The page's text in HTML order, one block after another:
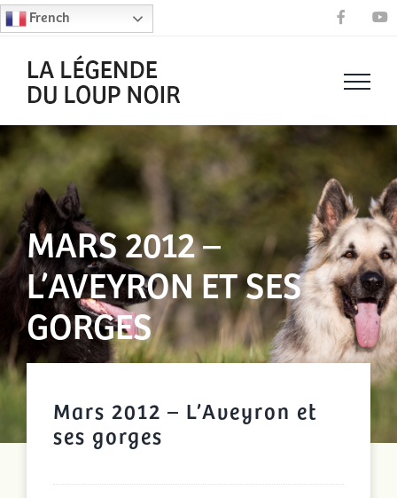
Passer
au
contenu
French
MARS 2012 –
L’AVEYRON ET SES
GORGES
Mars 2012 – L’Aveyron et
ses gorges